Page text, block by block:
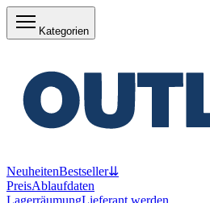
Kategorien
NeuheitenBestseller⇊
PreisAblaufdaten
LagerräumungLieferant werden